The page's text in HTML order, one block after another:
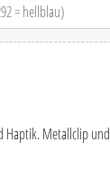
Haptik. Metallclip und